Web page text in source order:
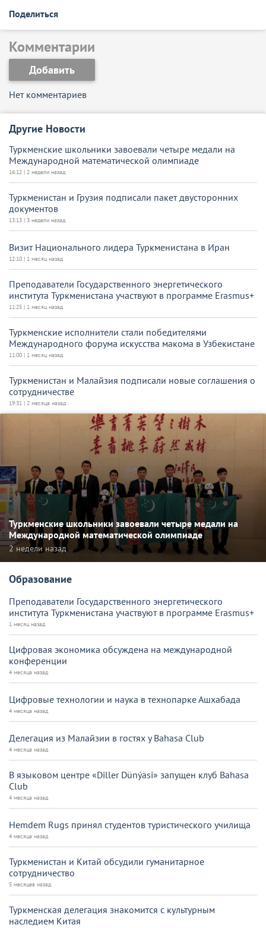
Поделиться
Другие Новости
Туркменские школьники завоевали четыре медали на
Международной математической олимпиаде
16:12 | 2 недели назад
Туркменистан и Грузия подписали пакет двусторонних
документов
13:13 | 3 недели назад
Визит Национального лидера Туркменистана в Иран
12:10 | 1 месяц назад
Преподаватели Государственного энергетического
института Туркменистана участвуют в программе Erasmus+
11:25 | 1 месяц назад
Туркменские исполнители стали победителями
Международного форума искусства макома в Узбекистане
11:00 | 1 месяц назад
Туркменистан и Малайзия подписали новые соглашения о
сотрудничестве
19:31 | 2 месяца назад
Комментарии
Добавить
Нет комментариев
Туркменские школьники завоевали четыре медали на
Международной математической олимпиаде
2 недели назад
Образование
Преподаватели Государственного энергетического
института Туркменистана участвуют в программе Erasmus+
1 месяц назад
Цифровая экономика обсуждена на международной
конференции
4 месяца назад
Цифровые технологии и наука в технопарке Ашхабада
4 месяца назад
Делегация из Малайзии в гостях у Bahasa Club
4 месяца назад
В языковом центре «Diller Dünýäsi» запущен клуб Bahasa
Club
4 месяца назад
Hemdem Rugs принял студентов туристического училища
4 месяца назад
Туркменистан и Китай обсудили гуманитарное
сотрудничество
5 месяцев назад
Туркменская делегация знакомится с культурным
наследием Китая